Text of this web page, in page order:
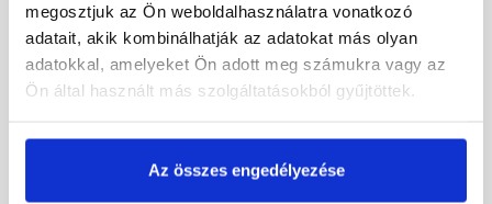
megosztjuk az Ön weboldalhasználatra vonatkozó
adatait, akik kombinálhatják az adatokat más olyan
adatokkal, amelyeket Ön adott meg számukra vagy az
Ön által használt más szolgáltatásokból gyűjtöttek.
Az összes engedélyezése
Rendelésre
9 690 Ft
Rendelésre
9 690 Ft / db